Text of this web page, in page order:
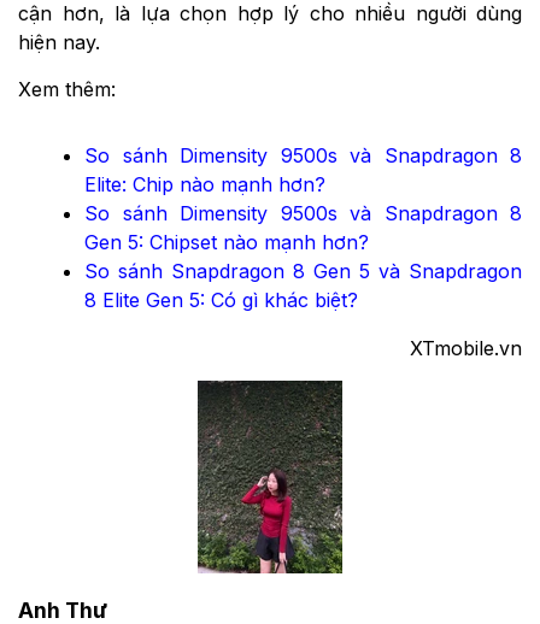
cận hơn, là lựa chọn hợp lý cho nhiều người dùng
hiện nay.
Xem thêm:
So sánh Dimensity 9500s và Snapdragon 8
Elite: Chip nào mạnh hơn?
So sánh Dimensity 9500s và Snapdragon 8
Gen 5: Chipset nào mạnh hơn?
So sánh Snapdragon 8 Gen 5 và Snapdragon
8 Elite Gen 5: Có gì khác biệt?
XTmobile.vn
Anh Thư